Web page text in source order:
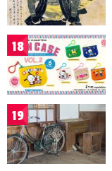
18
19